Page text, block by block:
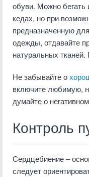
обуви. Можно бегать
кедах, но при
предназначенную
одежды, отдавайте
натуральных тканей.
Не забывайте о
включите любимую,
думайте о
Контроль
Сердцебиение –
следует